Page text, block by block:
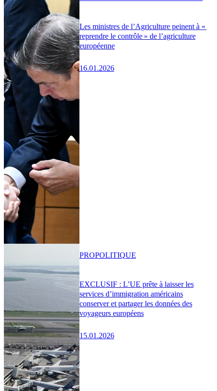
Les ministres de l’Agriculture peinent à «
reprendre le contrôle » de l’agriculture
européenne
16.01.2026
EXCLUSIF : L’UE prête à laisser les
services d’immigration américains
conserver et partager les données des
voyageurs européens
15.01.2026
PROPOLITIQUE